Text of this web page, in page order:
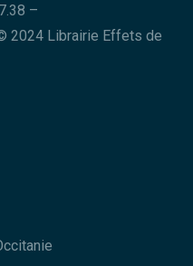
–
2024 Librairie Effets de